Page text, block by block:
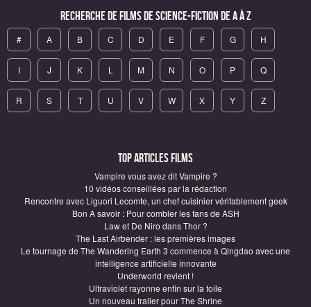
Recherche de Films de science-fiction de A à Z
# A B C D E F G H
I J K L M N O P Q
R S T U V W X Y Z
Top articles Films
Vampire vous avez dit Vampire ?
10 vidéos conseillées par la rédaction
Rencontre avec Liguori Lecomte, un chef cuisinier véritablement geek
Bon A savoir : Pour combler les fans de ASH
Law et De Niro dans Thor ?
The Last Airbender : les premières images
Le tournage de The Wandering Earth 3 commence à Qingdao avec une
intelligence artificielle innovante
Underworld revient !
Ultraviolet rayonne enfin sur la toile
Un nouveau trailer pour The Shrine